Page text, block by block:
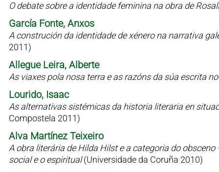
O debate sobre a identidade feminina na obra de
García Fonte, Anxos
A construción da identidade de xénero na narrativa
2011)
Allegue Leira, Alberte
As viaxes pola nosa terra e as razóns da súa escrita
Lourido, Isaac
As alternativas sistémicas da historia literaria en
Compostela 2011)
Alva Martínez Teixeiro
A obra literária de Hilda Hilst e a categoria do
social e o espiritual(Universidade da Coruña 2010)